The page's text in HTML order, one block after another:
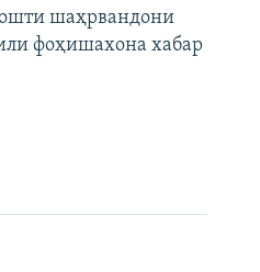
шаҳрвандони
фоҳишахона хабар